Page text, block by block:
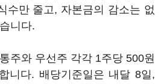
수만 줄고, 자본금의 감소는 없
니다.
주와 우선주 각각 1주당 500원
니다. 배당기준일은 내달 8일,